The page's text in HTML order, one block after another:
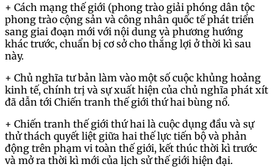
+ Cách mạng thế giới (phong trào giải phóng dân tộc
phong trào cộng sản và công nhân quốc tế phát triển
sang giai đoạn mới với nội dung và phương hướng
khác trước, chuẩn bị cơ sở cho thắng lợi ở thời kì sau
này.
+ Chủ nghĩa tư bản làm vào một số cuộc khủng hoảng
kinh tế, chính trị và sự xuất hiện của chủ nghĩa phát xít
đã dẫn tới Chiến tranh thế giới thứ hai bùng nổ.
+ Chiến tranh thế giới thứ hai là cuộc dụng đầu và sự
thử thách quyết liệt giữa hai thế lực tiến bộ và phản
động trên phạm vi toàn thế giới, kết thúc thời kì trước
và mở ra thời kì mới của lịch sử thế giới hiện đại.